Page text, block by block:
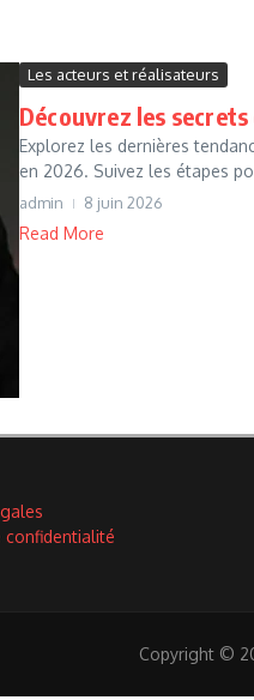
Les acteurs et réalisateurs
Découvrez les
Explorez les dernières
en 2026. Suivez les étapes
admin 8 juin 2026
Read More
confidentialité